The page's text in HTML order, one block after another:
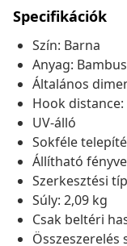
Specifikációk
Szín: Barna
Anyag:
Általános
Hook distance:
UV-álló
Sokféle
Állítható
Szerkesztési
Súly: 2,09 kg
Csak beltéri
Összeszerelés